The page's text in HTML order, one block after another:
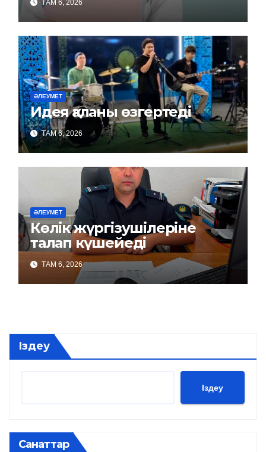
ТАМ 6, 2026
ӘЛЕУМЕТ
Идея қаланы өзгертеді
ТАМ 6, 2026
ӘЛЕУМЕТ
Көлік жүргізушілеріне
талап күшейеді
ТАМ 6, 2026
Іздеу
Іздеу
Санаттар